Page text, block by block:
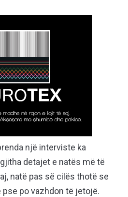
një interviste ka
detajet e natës më të
natë pas së cilës thotë se
pse po vazhdon të jetojë.